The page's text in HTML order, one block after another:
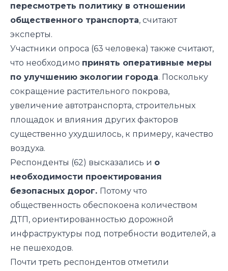
пересмотреть политику в отношении
общественного транспорта, считают
эксперты.
Участники опроса (63 человека) также считают,
что необходимо принять оперативные меры
по улучшению экологии города. Поскольку
сокращение растительного покрова,
увеличение автотранспорта, строительных
площадок и влияния других факторов
существенно ухудшилось, к примеру, качество
воздуха.
Респонденты (62) высказались и о
необходимости проектирования
безопасных дорог. Потому что
общественность обеспокоена количеством
ДТП, ориентированностью дорожной
инфраструктуры под потребности водителей, а
не пешеходов.
Почти треть респондентов отметили